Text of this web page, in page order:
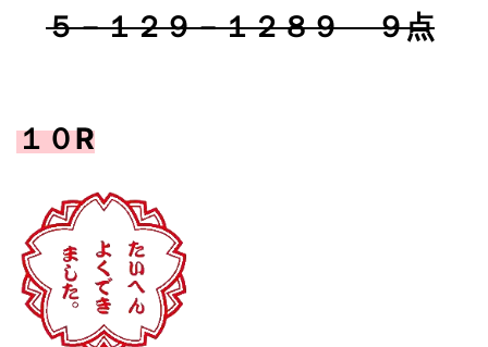
５－１２９－１２８９ ９点
１０R